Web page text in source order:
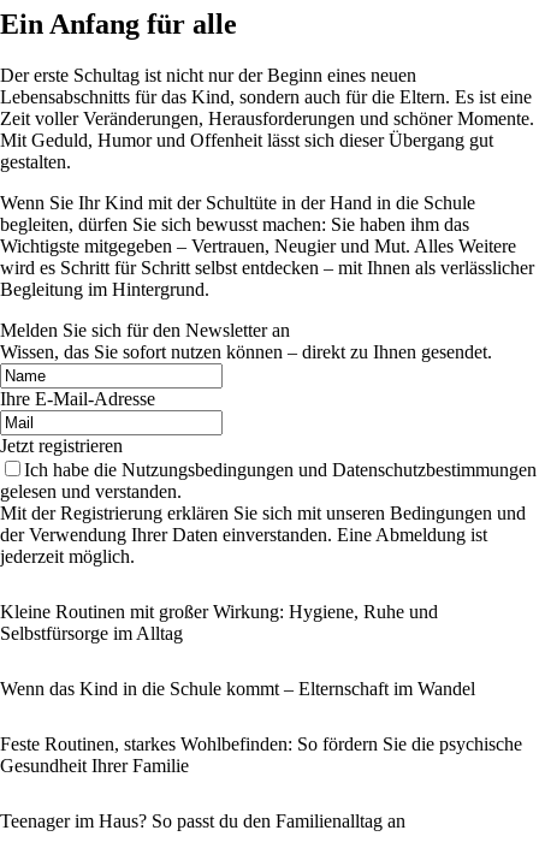
Ein Anfang für alle
Der erste Schultag ist nicht nur der Beginn eines neuen
Lebensabschnitts für das Kind, sondern auch für die Eltern. Es ist eine
Zeit voller Veränderungen, Herausforderungen und schöner Momente.
Mit Geduld, Humor und Offenheit lässt sich dieser Übergang gut
gestalten.
Wenn Sie Ihr Kind mit der Schultüte in der Hand in die Schule
begleiten, dürfen Sie sich bewusst machen: Sie haben ihm das
Wichtigste mitgegeben – Vertrauen, Neugier und Mut. Alles Weitere
wird es Schritt für Schritt selbst entdecken – mit Ihnen als verlässlicher
Begleitung im Hintergrund.
Melden Sie sich für den Newsletter an
Wissen, das Sie sofort nutzen können – direkt zu Ihnen gesendet.
Ihre E-Mail-Adresse
Jetzt registrieren
Ich habe die Nutzungsbedingungen und Datenschutzbestimmungen
gelesen und verstanden.
Mit der Registrierung erklären Sie sich mit unseren Bedingungen und
der Verwendung Ihrer Daten einverstanden. Eine Abmeldung ist
jederzeit möglich.
Kleine Routinen mit großer Wirkung: Hygiene, Ruhe und
Selbstfürsorge im Alltag
Wenn das Kind in die Schule kommt – Elternschaft im Wandel
Feste Routinen, starkes Wohlbefinden: So fördern Sie die psychische
Gesundheit Ihrer Familie
Teenager im Haus? So passt du den Familienalltag an